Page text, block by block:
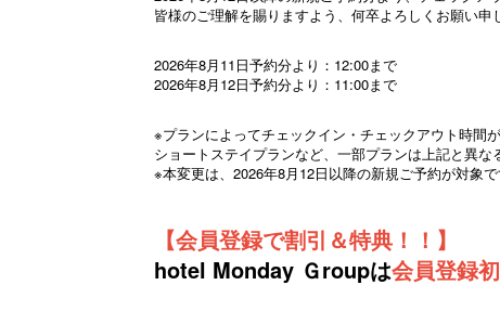
皆様のご理解を賜りますよう、何卒よろしくお願い申
2026年8月11日予約分より：12:00まで
2026年8月12日予約分より：11:00まで
※プランによってチェックイン・チェックアウト時間
ショートステイプランなど、一部プランは上記と異
※本変更は、2026年8月12日以降の新規ご予約が対象
【会員登録で割引＆特典！！】
hotel Monday Ｇroupは会員登録